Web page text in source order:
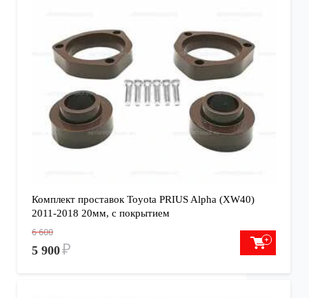
Комплект проставок Toyota PRIUS Alpha (XW40)
2011-2018 20мм, с покрытием
6 600
5 900₽